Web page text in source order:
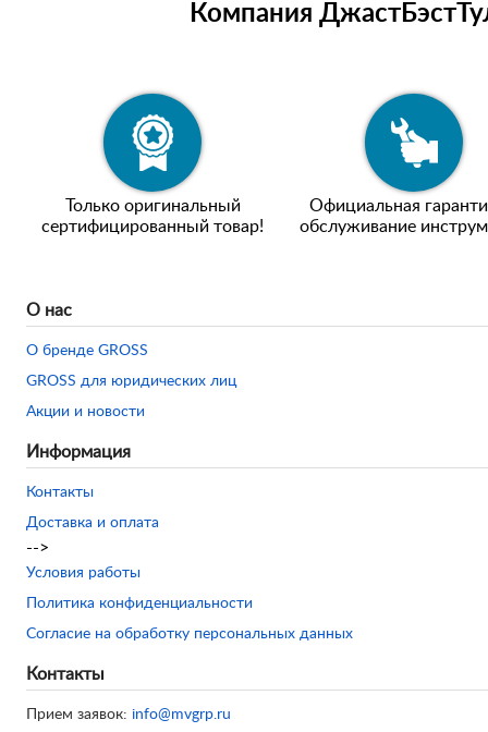
Компания
Только оригинальный
сертифицированный товар!
Официальная
обслуживание
О нас
О бренде GROSS
GROSS для юридических лиц
Акции и новости
Информация
Контакты
Доставка и оплата
-->
Условия работы
Политика конфиденциальности
Согласие на обработку персональных данных
Контакты
Прием заявок: info@mvgrp.ru